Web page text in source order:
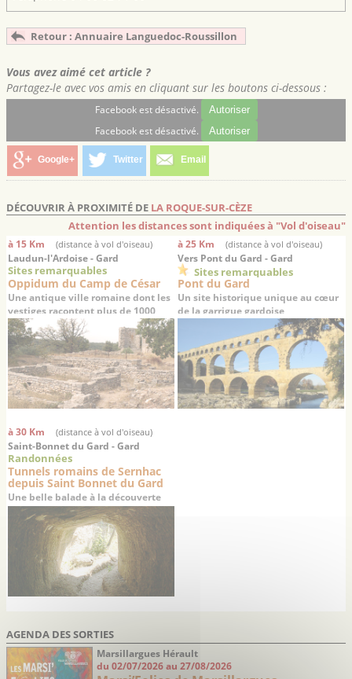
Retour : Annuaire Languedoc-Roussillon
Vous avez aimé cet article ?
Partagez-le avec vos amis en cliquant sur les boutons ci-dessous :
Facebook est désactivé. Autoriser
Facebook est désactivé. Autoriser
Google+ Twitter Email
DÉCOUVRIR À PROXIMITÉ DE LA ROQUE-SUR-CÈZE
Attention les distances sont indiquées à "Vol d'oiseau"
à 15 Km (distance à vol d'oiseau)
Laudun-l'Ardoise - Gard
Sites remarquables
Oppidum du Camp de César
Une antique ville romaine dont les
vestiges racontent plus de 1000
ans d’histoire
à 25 Km (distance à vol d'oiseau)
Vers Pont du Gard - Gard
Sites remarquables
Pont du Gard
Un site historique unique au cœur
de la garrigue gardoise
à 30 Km (distance à vol d'oiseau)
Saint-Bonnet du Gard - Gard
Randonnées
Tunnels romains de Sernhac
depuis Saint Bonnet du Gard
Une belle balade à la découverte
des vestiges d’un aqueduc romain
du 1er siècle
AGENDA DES SORTIES
Marsillargues Hérault
du 02/07/2026 au 27/08/2026